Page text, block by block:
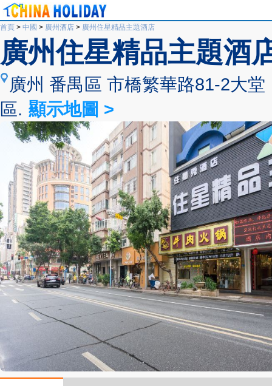
首頁 > 中國 > 廣州酒店 > 廣州住星精品主題酒店
廣州住星精品主題酒
廣州 番禺區 市橋繁華路81-2大
區. 顯示地圖 >